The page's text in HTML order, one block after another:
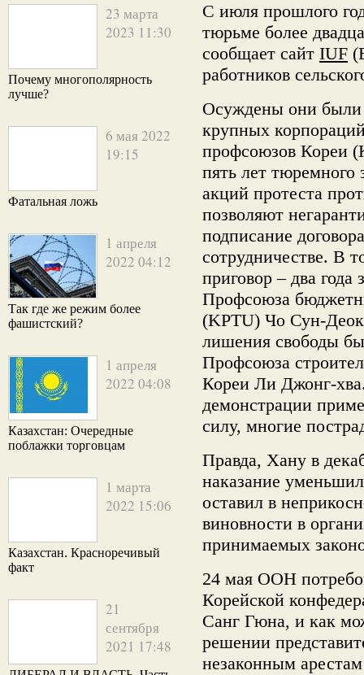
23 марта
2023 11:30
Почему многополярность
лучше?
6 мая 2022
19:15
Фатальная ложь
1 апреля
2022 04:12
Так где же режим более
фашистский?
1 апреля
2022 04:08
Казахстан: Очередные
поблажки торговцам
1 марта
2022 15:06
Казахстан. Красноречивый
факт
21
сентября
2021 17:48
С июля прошлого
тюрьме более
сообщает сайт IUF
работников
Осуждены они были
крупных
профсоюзов Кореи
пять лет тюремного
акций протеста
позволяют
подписание
сотрудничестве. В
приговор – два
Профсоюза
(KPTU) Чо Сун-
лишения свободы
Профсоюза
Кореи Ли Джонг-
демонстрации
силу, многие
Правда, Хану в
наказание
оставил в
виновности в
принимаемых
24 мая ООН
Корейской
Санг Гюна, и как
решении
незаконным